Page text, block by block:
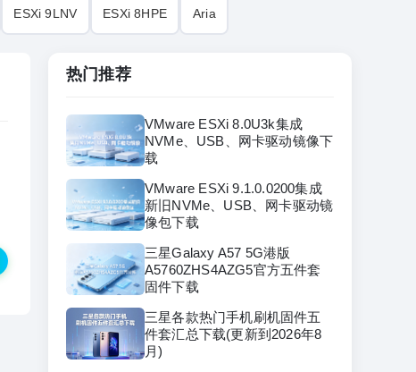
ESXi 9LNV ESXi 8HPE Aria
热门推荐
VMware ESXi 8.0U3k集成
NVMe、USB、网卡驱动镜像下
载
VMware ESXi 9.1.0.0200集成
新旧NVMe、USB、网卡驱动镜
像包下载
三星Galaxy A57 5G港版
A5760ZHS4AZG5官方五件套
固件下载
三星各款热门手机刷机固件五
件套汇总下载(更新到2026年8
月)